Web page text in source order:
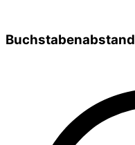
Buchstabenabstand